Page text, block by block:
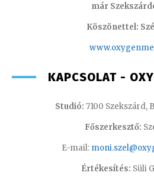
már
Köszönettel:
KAPCSOLAT -
Studió: 7100 Szekszárd,
Főszerkesztő:
E-mail:
Értékesítés: Süli